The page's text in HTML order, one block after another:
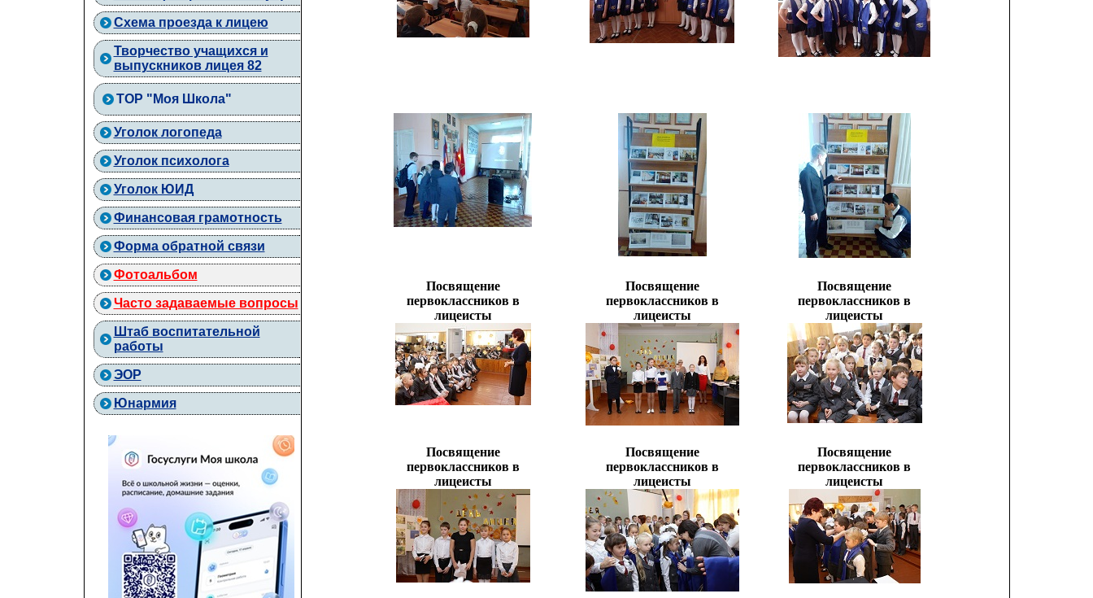
Схема проезда к лицею
Творчество учащихся и
выпускников лицея 82
ТОР "Моя Школа"
Уголок логопеда
Уголок психолога
Уголок ЮИД
Финансовая грамотность
Форма обратной связи
Фотоальбом
Часто задаваемые вопросы
Штаб воспитательной
работы
ЭОР
Юнармия
Посвящение
первоклассников в
лицеисты
Посвящение
первоклассников в
лицеисты
Посвящение
первоклассников в
лицеисты
Посвящение
первоклассников в
лицеисты
Посвящение
первоклассников в
лицеисты
Посвящение
первоклассников в
лицеисты